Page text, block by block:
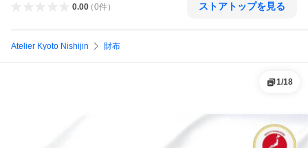
0.00（0件） ストアトップを見る
Atelier Kyoto Nishijin 財布
1/18